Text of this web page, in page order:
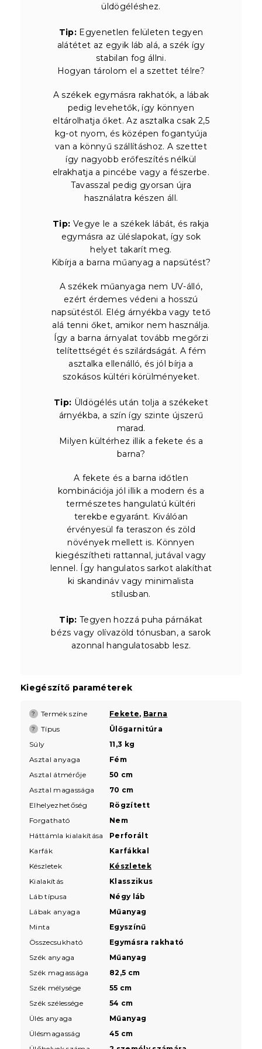
üldögéléshez.
Tip: Egyenetlen felületen tegyen
alátétet az egyik láb alá, a szék így
stabilan fog állni.
Hogyan tárolom el a szettet télre?
A székek egymásra rakhatók, a lábak
pedig levehetők, így könnyen
eltárolhatja őket. Az asztalka csak 2,5
kg-ot nyom, és középen fogantyúja
van a könnyű szállításhoz. A szettet
így nagyobb erőfeszítés nélkül
elrakhatja a pincébe vagy a fészerbe.
Tavasszal pedig gyorsan újra
használatra készen áll.
Tip: Vegye le a székek lábát, és rakja
egymásra az üléslapokat, így sok
helyet takarít meg.
Kibírja a barna műanyag a napsütést?
A székek műanyaga nem UV-álló,
ezért érdemes védeni a hosszú
napsütéstől. Elég árnyékba vagy tető
alá tenni őket, amikor nem használja.
Így a barna árnyalat tovább megőrzi
telítettségét és szilárdságát. A fém
asztalka ellenálló, és jól bírja a
szokásos kültéri körülményeket.
Tip: Üldögélés után tolja a székeket
árnyékba, a szín így szinte újszerű
marad.
Milyen kültérhez illik a fekete és a
barna?
A fekete és a barna időtlen
kombinációja jól illik a modern és a
természetes hangulatú kültéri
terekbe egyaránt. Kiválóan
érvényesül fa teraszon és zöld
növények mellett is. Könnyen
kiegészítheti rattannal, jutával vagy
lennel. Így hangulatos sarkot alakíthat
ki skandináv vagy minimalista
stílusban.
Tip: Tegyen hozzá puha párnákat
bézs vagy olívazöld tónusban, a sarok
azonnal hangulatosabb lesz.
Kiegészítő paraméterek
? Termék színe Fekete, Barna
? Típus
Ülőgarnitúra
Súly
11,3 kg
Asztal anyaga
Fém
Asztal átmérője
50 cm
Asztal magassága
70 cm
Elhelyezhetőség
Rögzített
Forgatható
Nem
Háttámla kialakítása
Perforált
Karfák
Karfákkal
Készletek
Készletek
Kialakítás
Klasszikus
Láb típusa
Négy láb
Lábak anyaga
Műanyag
Minta
Egyszínű
Összecsukható
Egymásra rakható
Szék anyaga
Műanyag
Szék magassága
82,5 cm
Szék mélysége
55 cm
Szék szélessége
54 cm
Ülés anyaga
Műanyag
Ülésmagasság
45 cm